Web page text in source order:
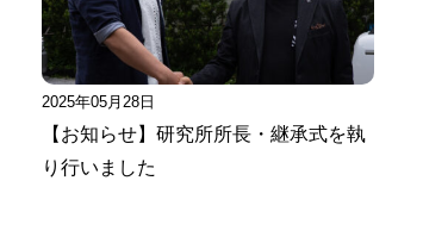
2025年05月28日
【お知らせ】研究所所長・継承式を執
り行いました